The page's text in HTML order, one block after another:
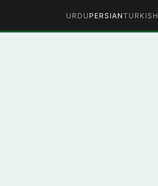
TURKISH
PERSIAN
URDU